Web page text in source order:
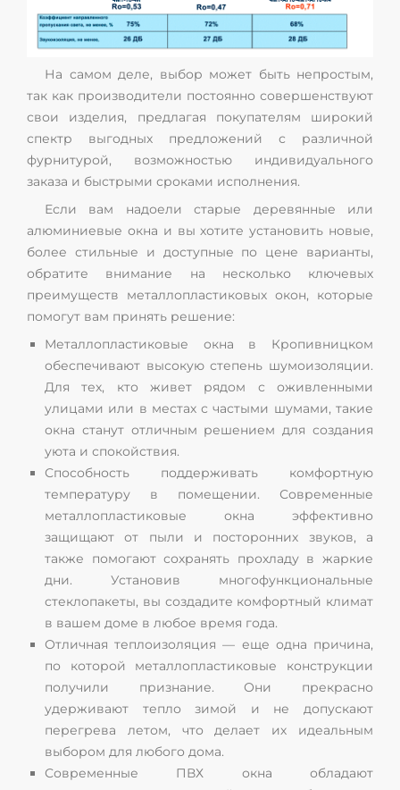
На самом деле, выбор может быть непростым,
так как производители постоянно совершенствуют
свои изделия, предлагая покупателям широкий
спектр выгодных предложений с различной
фурнитурой, возможностью индивидуального
заказа и быстрыми сроками исполнения.
Если вам надоели старые деревянные или
алюминиевые окна и вы хотите установить новые,
более стильные и доступные по цене варианты,
обратите внимание на несколько ключевых
преимуществ металлопластиковых окон, которые
помогут вам принять решение:
Металлопластиковые окна в Кропивницком
обеспечивают высокую степень шумоизоляции.
Для тех, кто живет рядом с оживленными
улицами или в местах с частыми шумами, такие
окна станут отличным решением для создания
уюта и спокойствия.
Способность поддерживать комфортную
температуру в помещении. Современные
металлопластиковые окна эффективно
защищают от пыли и посторонних звуков, а
также помогают сохранять прохладу в жаркие
дни. Установив многофункциональные
стеклопакеты, вы создадите комфортный климат
в вашем доме в любое время года.
Отличная теплоизоляция — еще одна причина,
по которой металлопластиковые конструкции
получили признание. Они прекрасно
удерживают тепло зимой и не допускают
перегрева летом, что делает их идеальным
выбором для любого дома.
Современные ПВХ окна обладают